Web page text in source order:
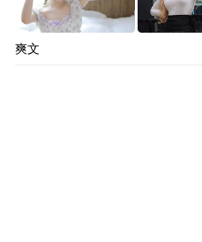
爽文